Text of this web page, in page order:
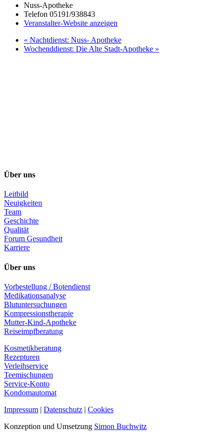
Nuss-Apotheke
Telefon 05191/938843
Veranstalter-Website anzeigen
« Nachtdienst: Nuss- Apotheke
Wochenddienst: Die Alte Stadt-Apotheke »
Über uns
Leitbild
Neuigkeiten
Team
Geschichte
Qualität
Forum Gesundheit
Karriere
Über uns
Vorbestellung / Botendienst
Medikationsanalyse
Blutuntersuchungen
Kompressionstherapie
Mutter-Kind-Apotheke
Reiseimpfberatung
Kosmetikberatung
Rezepturen
Verleihservice
Teemischungen
Service-Konto
Kondomautomat
Impressum | Datenschutz | Cookies
Konzeption und Umsetzung Simon Buchwitz